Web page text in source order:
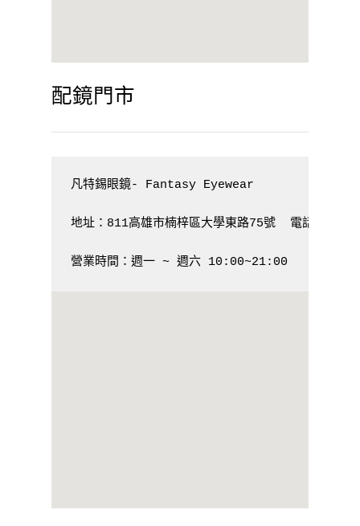
配鏡門市
凡特錫眼鏡- Fantasy Eyewear
地址：811高雄市楠梓區大學東路75號 電話： 07-
營業時間：週一 ~ 週六 10:00~21:00